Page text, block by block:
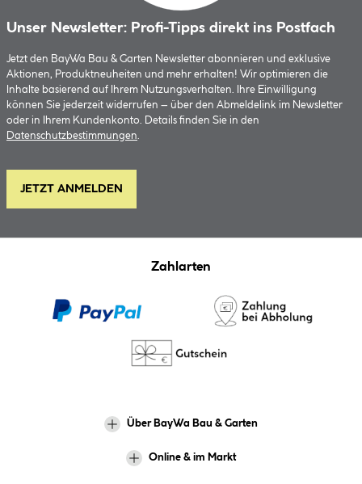
Unser Newsletter: Profi-Tipps direkt ins Postfach
Jetzt den BayWa Bau & Garten Newsletter abonnieren und exklusive
Aktionen, Produktneuheiten und mehr erhalten! Wir optimieren die
Inhalte basierend auf Ihrem Nutzungsverhalten. Ihre Einwilligung
können Sie jederzeit widerrufen – über den Abmeldelink im Newsletter
oder in Ihrem Kundenkonto. Details finden Sie in den
Datenschutzbestimmungen.
JETZT ANMELDEN
Zahlarten
Über BayWa Bau & Garten
Online & im Markt